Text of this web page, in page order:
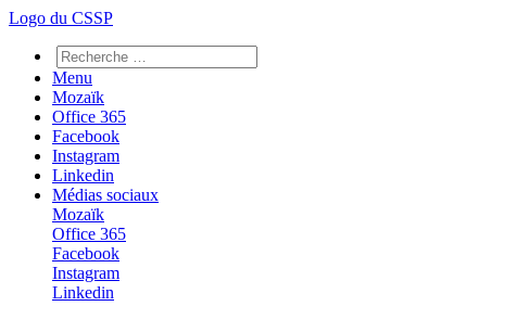
Logo du CSSP
Menu
Mozaïk
Office 365
Facebook
Instagram
Linkedin
Médias sociaux
Mozaïk
Office 365
Facebook
Instagram
Linkedin